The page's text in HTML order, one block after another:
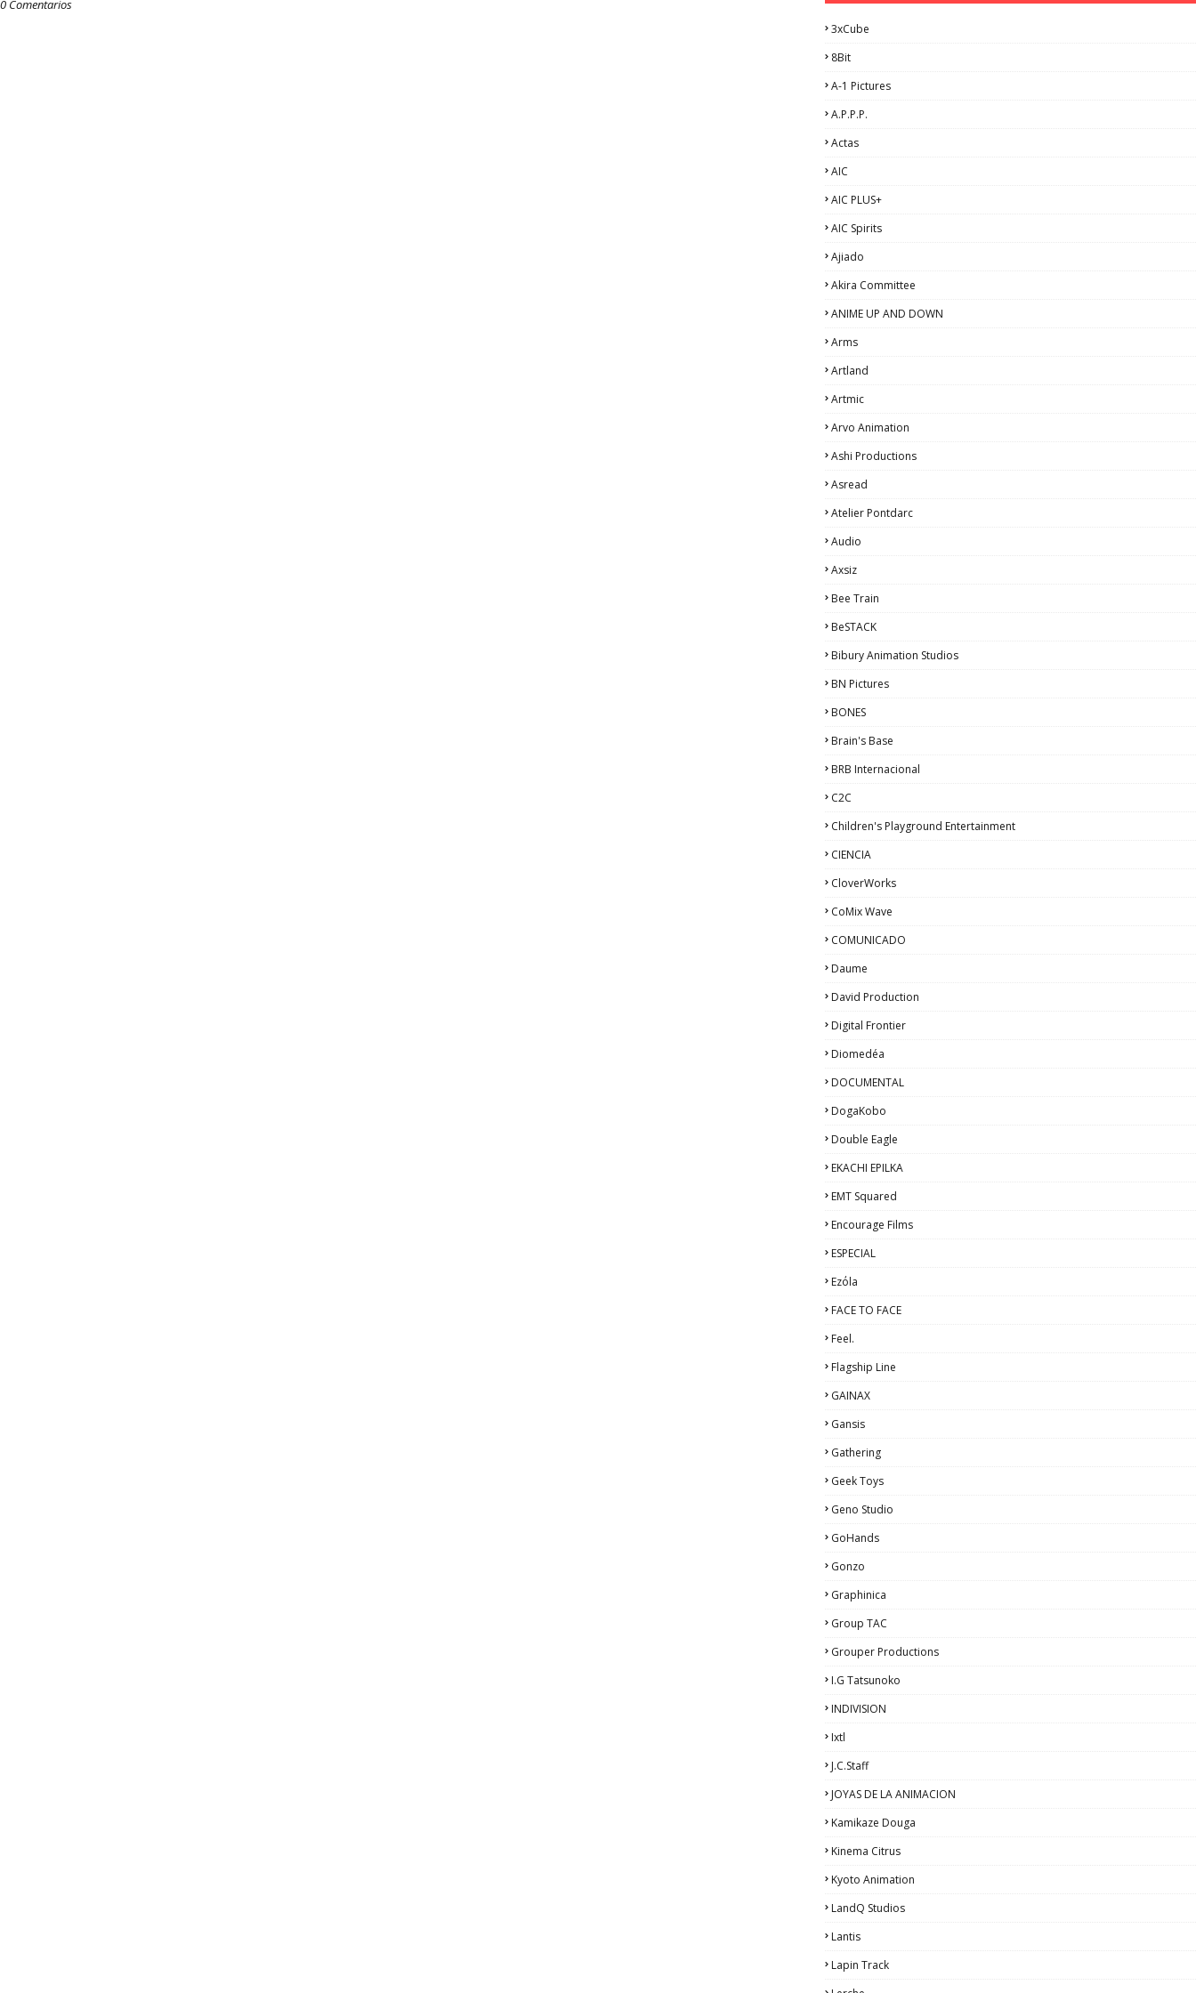
0 Comentarios
3xCube
8Bit
A-1 Pictures
A.P.P.P.
Actas
AIC
AIC PLUS+
AIC Spirits
Ajiado
Akira Committee
ANIME UP AND DOWN
Arms
Artland
Artmic
Arvo Animation
Ashi Productions
Asread
Atelier Pontdarc
Audio
Axsiz
Bee Train
BeSTACK
Bibury Animation Studios
BN Pictures
BONES
Brain's Base
BRB Internacional
C2C
Children's Playground Entertainment
CIENCIA
CloverWorks
CoMix Wave
COMUNICADO
Daume
David Production
Digital Frontier
Diomedéa
DOCUMENTAL
DogaKobo
Double Eagle
EKACHI EPILKA
EMT Squared
Encourage Films
ESPECIAL
Ezόla
FACE TO FACE
Feel.
Flagship Line
GAINAX
Gansis
Gathering
Geek Toys
Geno Studio
GoHands
Gonzo
Graphinica
Group TAC
Grouper Productions
I.G Tatsunoko
INDIVISION
Ixtl
J.C.Staff
JOYAS DE LA ANIMACION
Kamikaze Douga
Kinema Citrus
Kyoto Animation
LandQ Studios
Lantis
Lapin Track